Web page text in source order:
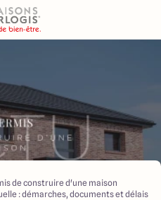
de construire d'une maison
: démarches, documents et délais